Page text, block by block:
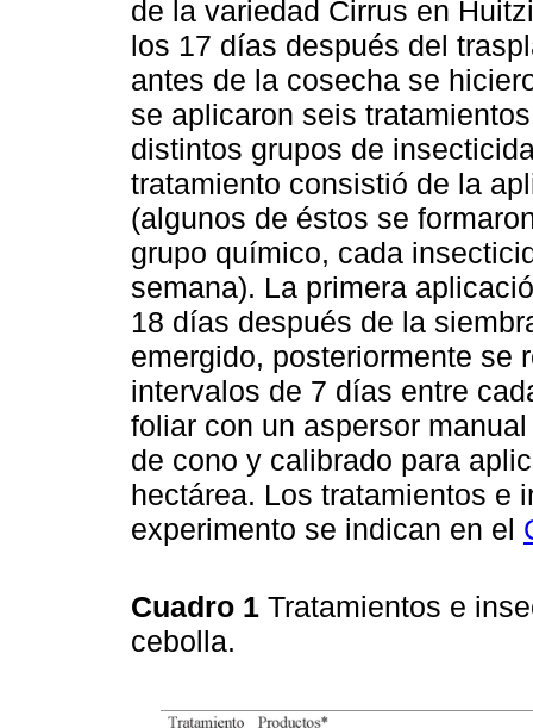
de la variedad Cirrus en
los 17 días después del
antes de la cosecha se
se aplicaron seis
distintos grupos de
tratamiento consistió de la
(algunos de éstos se
grupo químico, cada
semana). La primera
18 días después de la
emergido, posteriormente se
intervalos de 7 días entre
foliar con un aspersor
de cono y calibrado para
hectárea. Los tratamientos e
experimento se indican en el
Cuadro 1 Tratamientos e
cebolla.